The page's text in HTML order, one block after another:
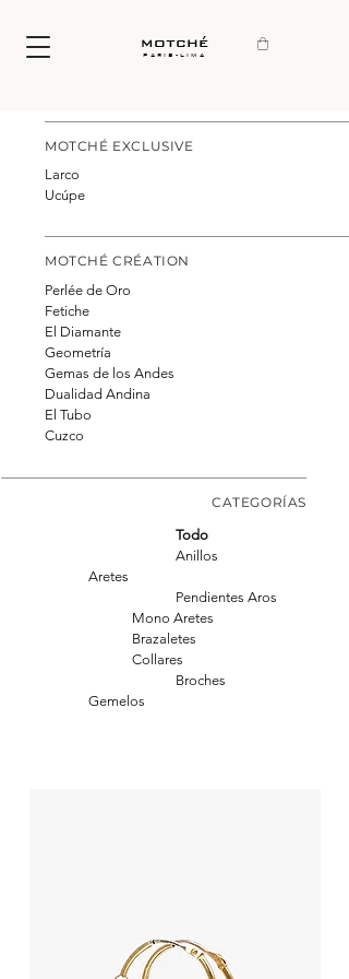
motché
paris-lima
MOTCHÉ EXCLUSIVE
Larco
Ucúpe
MOTCHÉ CRÉATION
Perlée de Oro
Fetiche
El Diamante
Geometría
Gemas de los Andes
Dualidad Andina
El Tubo
Cuzco
CATEGORÍAS
Todo
Anillos
Aretes
Pendientes Aros
Mono Aretes
Brazaletes
Collares
Broches
Gemelos